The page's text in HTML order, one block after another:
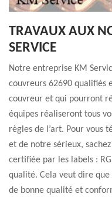
TRAVAUX AUX
SERVICE
Notre entreprise KM
couvreurs 62690 qualifiés
couvreur et qui pourront
équipes réaliseront tous
règles de l’art. Pour vous
et de notre sérieux,
certifiée par les labels :
qualité. Cela veut dire
de bonne qualité et